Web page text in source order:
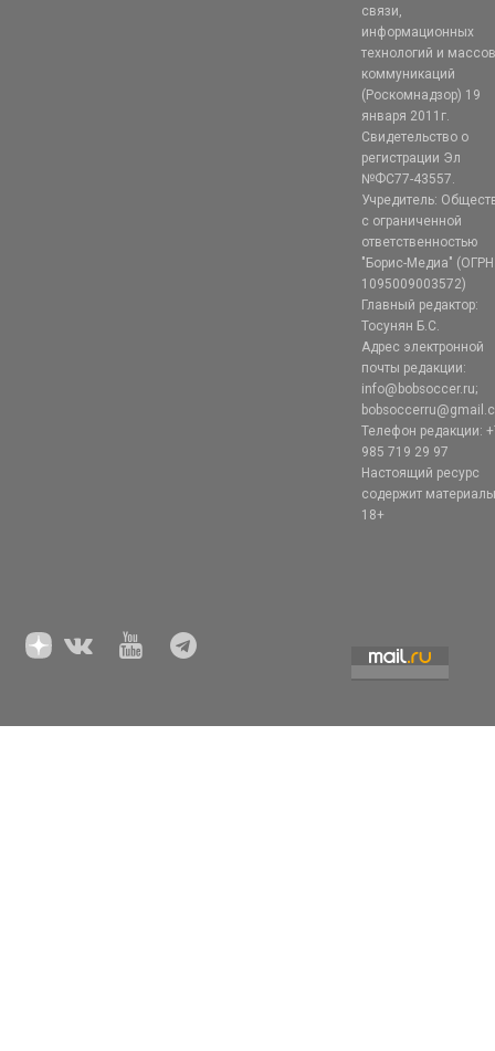
связи,
информационных
технологий и
коммуникаций
(Роскомнадзор) 19
января 2011г.
Свидетельство о
регистрации Эл
№ФС77-43557.
Учредитель:
с ограниченной
ответственностью
"Борис-Медиа" (ОГРН
1095009003572)
Главный редактор:
Тосунян Б.С.
Адрес электронной
почты редакции:
info@bobsoccer.ru;
Телефон редакции:
985 719 29 97
Настоящий ресурс
содержит
18+